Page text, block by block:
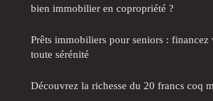
bien immobilier en copropriété ?
Prêts immobiliers pour seniors : financez
toute sérénité
Découvrez la richesse du 20 francs coq